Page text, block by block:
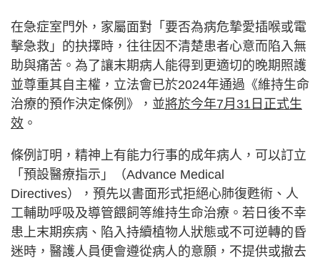
在急症室門外，家屬面對「要否為病危摯愛插喉或電
擊急救」的抉擇時，往往因不清楚患者心意而陷入無
助與痛苦。為了讓末期病人能得到更適切的晚期照護
並尊重其自主權，立法會已於2024年通過《維持生命
治療的預作決定條例》，並將於今年7月31日正式生
效 。
條例訂明，精神上有能力行事的成年病人，可以訂立
「預設醫療指示」（Advance Medical
Directives），預先以書面形式拒絕心肺復甦術、人
工輔助呼吸及導管餵飼等維持生命治療。若日後不幸
患上末期疾病、陷入持續植物人狀態或不可逆轉的昏
迷時，醫護人員便會遵從病人的意願，不提供或撤去